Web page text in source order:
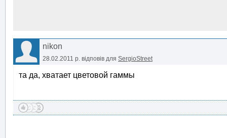
nikon
28.02.2011 р. відповів для SergioStreet
та да, хватает цветовой гаммы